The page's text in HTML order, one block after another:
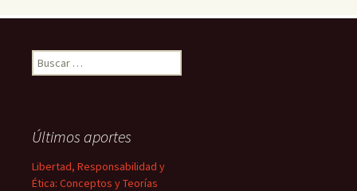
Buscar:
Últimos aportes
Libertad, Responsabilidad y
Ética: Conceptos y Teorías